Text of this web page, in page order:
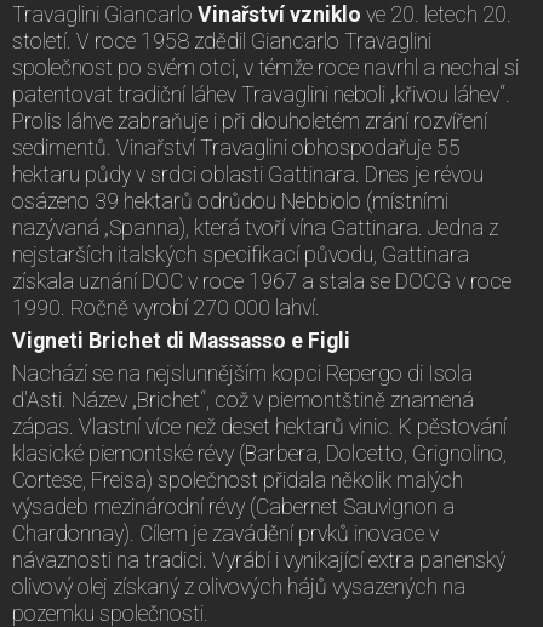
Travaglini Giancarlo Vinařství vzniklo ve 20. letech 20.
století. V roce 1958 zdědil Giancarlo Travaglini
společnost po svém otci, v témže roce navrhl a nechal si
patentovat tradiční láhev Travaglini neboli „křivou láhev“.
Prolis láhve zabraňuje i při dlouholetém zrání rozvíření
sedimentů. Vinařství Travaglini obhospodařuje 55
hektaru půdy v srdci oblasti Gattinara. Dnes je révou
osázeno 39 hektarů odrůdou Nebbiolo (místními
nazývaná „Spanna), která tvoří vína Gattinara. Jedna z
nejstarších italských specifikací původu, Gattinara
získala uznání DOC v roce 1967 a stala se DOCG v roce
1990. Ročně vyrobí 270 000 lahví.
Vigneti Brichet di Massasso e Figli
Nachází se na nejslunnějším kopci Repergo di Isola
d'Asti. Název „Brichet“, což v piemontštině znamená
zápas. Vlastní více než deset hektarů vinic. K pěstování
klasické piemontské révy (Barbera, Dolcetto, Grignolino,
Cortese, Freisa) společnost přidala několik malých
výsadeb mezinárodní révy (Cabernet Sauvignon a
Chardonnay). Cílem je zavádění prvků inovace v
návaznosti na tradici. Vyrábí i vynikající extra panenský
olivový olej získaný z olivových hájů vysazených na
pozemku společnosti.